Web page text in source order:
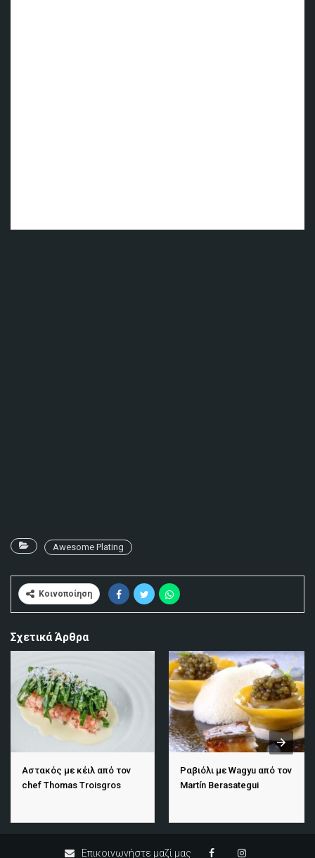
Awesome Plating
Κοινοποίηση
Σχετικά Άρθρα
Αστακός με κέιλ από τον
chef Thomas Troisgros
Ραβιόλι με Wagyu από τον
Martín Berasategui
Επικοινωνήστε μαζί μας